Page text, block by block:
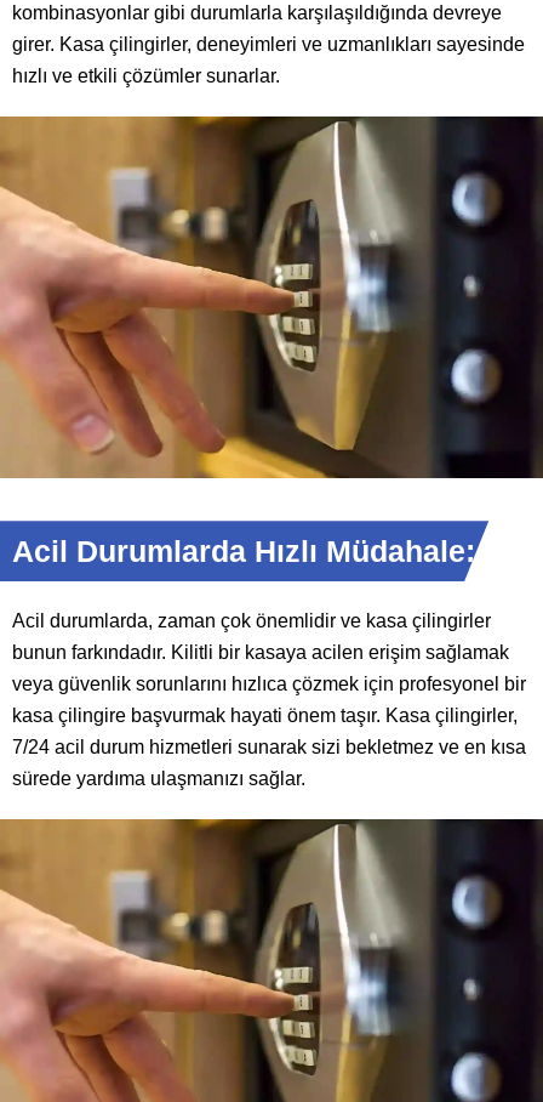
kombinasyonlar gibi durumlarla karşılaşıldığında devreye
girer. Kasa çilingirler, deneyimleri ve uzmanlıkları sayesinde
hızlı ve etkili çözümler sunarlar.
Acil Durumlarda Hızlı Müdahale:
Acil durumlarda, zaman çok önemlidir ve kasa çilingirler
bunun farkındadır. Kilitli bir kasaya acilen erişim sağlamak
veya güvenlik sorunlarını hızlıca çözmek için profesyonel bir
kasa çilingire başvurmak hayati önem taşır. Kasa çilingirler,
7/24 acil durum hizmetleri sunarak sizi bekletmez ve en kısa
sürede yardıma ulaşmanızı sağlar.